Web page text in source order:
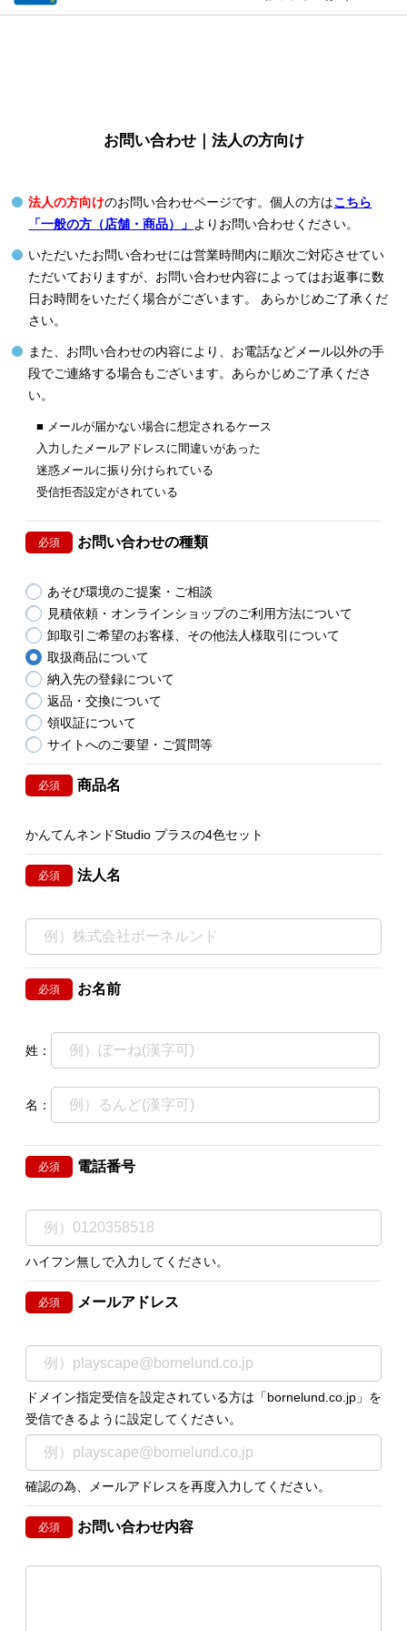
お問い合わせ｜法人の方向け
法人の方向けのお問い合わせページです。個人の方はこちら
「一般の方（店舗・商品）」 よりお問い合わせください。
いただいたお問い合わせには営業時間内に順次ご対応させてい
ただいておりますが、お問い合わせ内容によってはお返事に数
日お時間をいただく場合がございます。 あらかじめご了承くだ
さい。
また、お問い合わせの内容により、お電話などメール以外の手
段でご連絡する場合もございます。あらかじめご了承くださ
い。
■ メールが届かない場合に想定されるケース
入力したメールアドレスに間違いがあった
迷惑メールに振り分けられている
受信拒否設定がされている
必須 お問い合わせの種類
あそび環境のご提案・ご相談
見積依頼・オンラインショップのご利用方法について
卸取引ご希望のお客様、その他法人様取引について
取扱商品について
納入先の登録について
返品・交換について
領収証について
サイトへのご要望・ご質問等
必須 商品名
かんてんネンドStudio プラスの4色セット
必須 法人名
必須 お名前
姓：
名：
必須 電話番号
ハイフン無しで入力してください。
必須 メールアドレス
ドメイン指定受信を設定されている方は「bornelund.co.jp」を
受信できるように設定してください。
確認の為、メールアドレスを再度入力してください。
必須 お問い合わせ内容